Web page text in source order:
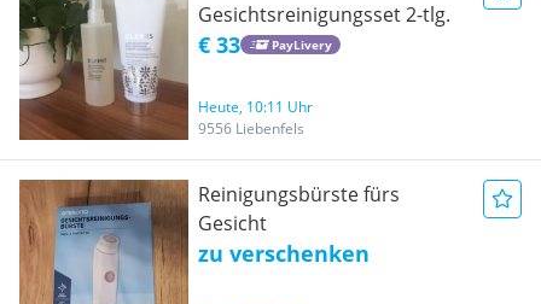
Gesichtsreinigungsset 2-tlg.
€ 33 PayLivery
Heute, 10:11 Uhr
9556 Liebenfels
Reinigungsbürste fürs
Gesicht
zu verschenken